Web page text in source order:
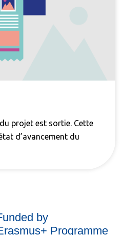
projet est sortie. Cette
d’avancement du
by
Programme